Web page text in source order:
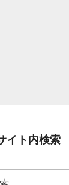
イト内検索